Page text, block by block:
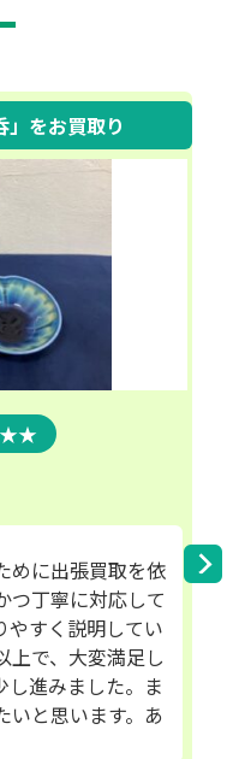
をお買取り
めに出張買取を依
つ丁寧に対応して
やすく説明してい
上で、大変満足し
し進みました。ま
いと思います。あ